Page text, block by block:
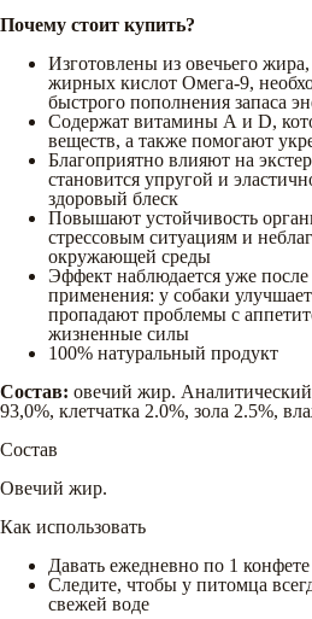
Почему стоит купить?
Изготовлены из овечьего
жирных кислот Омега-9,
быстрого пополнения запаса
Содержат витамины А и D,
веществ, а также помогают
Благоприятно влияют на
становится упругой и
здоровый блеск
Повышают устойчивость
стрессовым ситуациям и
окружающей среды
Эффект наблюдается уже
применения: у собаки
пропадают проблемы с
жизненные силы
100% натуральный продукт
Состав: овечий жир.
93,0%, клетчатка 2.0%, зола 2.5%,
Состав
Овечий жир.
Как использовать
Давать ежедневно по 1
Следите, чтобы у питомца
свежей воде